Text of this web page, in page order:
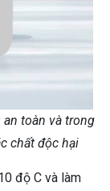
toàn và trong
chất độc hại
độ C và làm